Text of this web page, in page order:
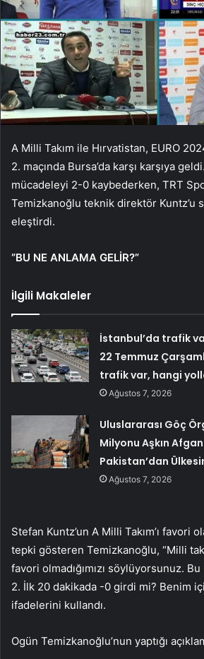
A Milli Takım ile Hırvatistan, EURO
2. maçında Bursa’da karşı karşıya
mücadeleyi 2-0 kaybederken, TRT
Temizkanoğlu teknik direktör Kuntz’u
eleştirdi.
“BU NE ANLAMA GELİR?”
İlgili Makaleler
İstanbul’da trafik
22 Temmuz
trafik var, hangi
Ağustos 7, 2026
Uluslararası Göç
Milyonu Aşkın
Pakistan’dan
Ağustos 7, 2026
Stefan Kuntz’un A Milli Takım’ı favori
tepki gösteren Temizkanoğlu, “Milli
favori olmadığımızı söylüyorsunuz.
2. İlk 20 dakikada -0 girdi mi? Benim
ifadelerini kullandı.
Ogün Temizkanoğlu’nun yaptığı